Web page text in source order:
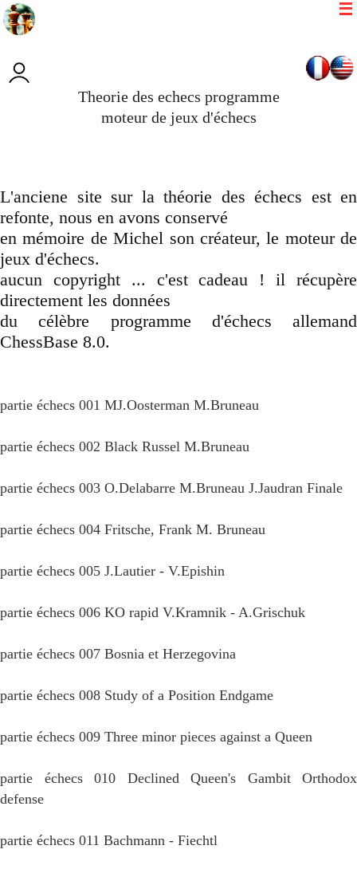
Theorie des echecs programme
moteur de jeux d'échecs
L'anciene site sur la théorie des échecs est en
refonte, nous en avons conservé
en mémoire de Michel son créateur, le moteur de
jeux d'échecs.
aucun copyright ... c'est cadeau ! il récupère
directement les données
du célèbre programme d'échecs allemand
ChessBase 8.0.
partie échecs 001 MJ.Oosterman M.Bruneau
partie échecs 002 Black Russel M.Bruneau
partie échecs 003 O.Delabarre M.Bruneau J.Jaudran Finale
partie échecs 004 Fritsche, Frank M. Bruneau
partie échecs 005 J.Lautier - V.Epishin
partie échecs 006 KO rapid V.Kramnik - A.Grischuk
partie échecs 007 Bosnia et Herzegovina
partie échecs 008 Study of a Position Endgame
partie échecs 009 Three minor pieces against a Queen
partie échecs 010 Declined Queen's Gambit Orthodox
defense
partie échecs 011 Bachmann - Fiechtl